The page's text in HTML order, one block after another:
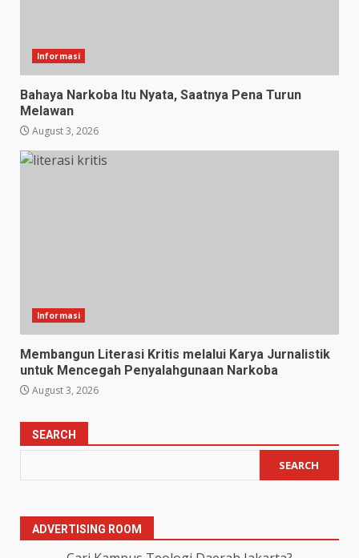
Informasi
Bahaya Narkoba Itu Nyata, Saatnya Pena Turun
Melawan
August 3, 2026
Informasi
Membangun Literasi Kritis melalui Karya Jurnalistik
untuk Mencegah Penyalahgunaan Narkoba
August 3, 2026
SEARCH
SEARCH
ADVERTISING ROOM